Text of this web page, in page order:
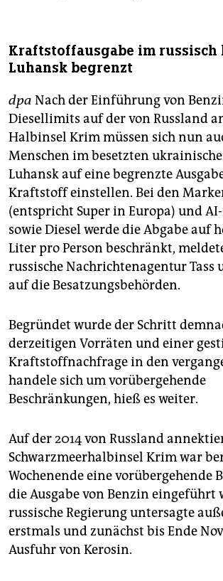
Kraftstoffausgabe im russisch
Luhansk begrenzt
dpa Nach der Einführung von
Diesellimits auf der von Russland
Halbinsel Krim müssen sich nun
Menschen im besetzten
Luhansk auf eine begrenzte
Kraftstoff einstellen. Bei den
(entspricht Super in Europa) und
sowie Diesel werde die Abgabe auf
Liter pro Person beschränkt,
russische Nachrichtenagentur Tass
auf die Besatzungsbehörden.
Begründet wurde der Schritt
derzeitigen Vorräten und einer
Kraftstoffnachfrage in den
handele sich um vorübergehende
Beschränkungen, hieß es weiter.
Auf der 2014 von Russland
Schwarzmeerhalbinsel Krim war
Wochenende eine vorübergehende
die Ausgabe von Benzin eingeführt
russische Regierung untersagte
erstmals und zunächst bis Ende
Ausfuhr von Kerosin.